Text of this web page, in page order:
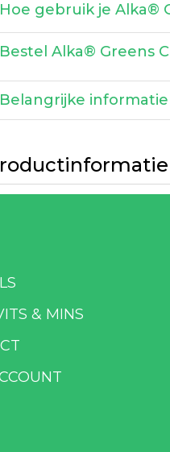
Hoe gebruik je Alka®
Bestel Alka® Greens
Belangrijke
& MINS